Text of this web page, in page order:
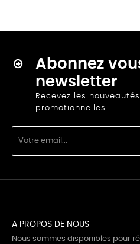
Abonnez
newsletter
Recevez les
promotionnelles
A PROPOS DE NOUS
Nous sommes disponibles pour